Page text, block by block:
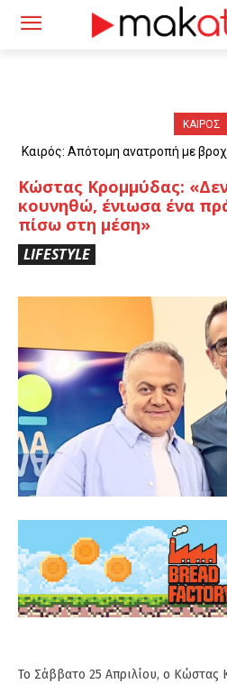
ΚΑΙΡΟΣ
Καιρός: Απότομη ανατροπή με
Κώστας Κρομμύδας:
κουνηθώ, ένιωσα ένα
πίσω στη μέση»
LIFESTYLE
Το Σάββατο 25 Απριλίου, ο